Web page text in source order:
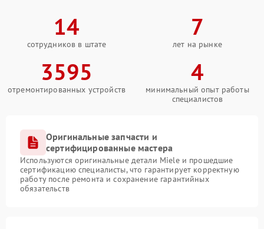
14
сотрудников в штате
7
лет на рынке
3595
отремонтированных устройств
4
минимальный опыт работы
специалистов
Оригинальные запчасти и
сертифицированные мастера
Используются оригинальные детали Miele и прошедшие
сертификацию специалисты, что гарантирует корректную
работу после ремонта и сохранение гарантийных
обязательств